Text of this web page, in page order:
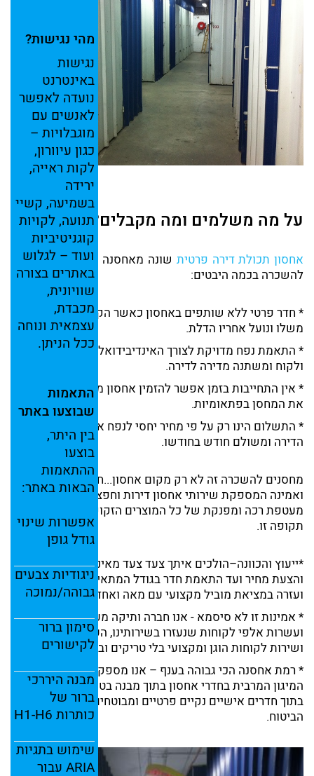
מהי נגישות?
נגישות
באינטרנט
נועדה לאפשר
לאנשים עם
מוגבלויות –
כגון עיוורון,
לקות ראייה,
ירידה
בשמיעה, קשיי
תנועה, לקויות
קוגניטיביות
ועוד – לגלוש
באתרים בצורה
שוויונית,
מכבדת,
עצמאית ונוחה
ככל הניתן.
התאמות
שבוצעובאתר
בין היתר,
בוצעו
ההתאמות
הבאותבאתר:
אפשרות שינוי
גודלגופן
ניגודיותצבעים
גבוהה/נמוכה
סימוןברור
לקישורים
מבנה היררכי
ברור של
כותרות
H1-H6
שימוש בתגיות
ARIA עבור
על מה משלמים ומה מקבלים?
אחסון תכולת דירה פרטית שונה מאחסנה עסקית או מכולות
להשכרה בכמה היבטים:
* חדר פרטי ללא שותפים באחסון כאשר הקליינט מביא מנעול
משלו ונועל אחריו הדלת.
* התאמת נפח מדויקת לצורך האינדיבידואלי של כל לקוח
ולקוח ומשתנה מדירה לדירה.
* אין התחייבות בזמן אפשר להזמין אחסון מהיום למחר ולעזוב
את המחסן בפתאומיות.
* התשלום הינו רק על פי מחיר יחסי לנפח אחסון תכולת
הדירה ומשולם חודש בחודשו.
מחסנים להשכרה זה לא רק מקום אחסון...חברה מקצועית
ואמינה המספקת שירותי אחסון דירות וחפצים תעניק לך
מעטפת רכה ומפנקת של כל המוצרים הזקוקים לך בעת
תקופה זו.
*ייעוץ והכוונה–הולכים איתך צעד צעד מאינפורמציה ראשונית
והצעת מחיר ועד התאמת חדר בגודל המתאים בסניף הרצוי
ועזרה במציאת מוביל מקצועי עם מאה ואחד טיפים על הדרך.
* אמינות זו לא סיסמא - אנו חברה ותיקה מעל 30 שנות ניסיון
ועשרות אלפי לקוחות שנעזרו בשירותינו, הערכת נפח אמיתית
ושירות לקוחות הוגן ומקצועי בלי טריקים ובלי רמאויות.
* רמת אחסנה הכי גבוהה בענף – אנו מספקים לכם את רמת
המיגון המרבית בחדרי אחסון בתוך מבנה בטון שמור ובטוח
בתוך חדרים אישיים נקיים פרטיים ומבוטחים ע"י חברת
הביטוח.